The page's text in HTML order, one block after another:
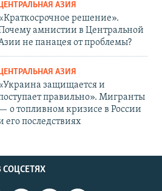
АЗИЯ
решение».
амнистии в Центральной
не панацея от проблемы?
АЗИЯ
защищается и
правильно». Мигранты
о топливном кризисе в России
его последствиях